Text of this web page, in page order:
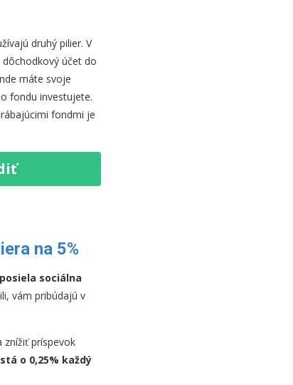
druhý pilier. V
účet do
máte svoje
fondu investujete.
fondmi je
na 5%
sociálna
vám pribúdajú v
znížiť príspevok
o 0,25% každý